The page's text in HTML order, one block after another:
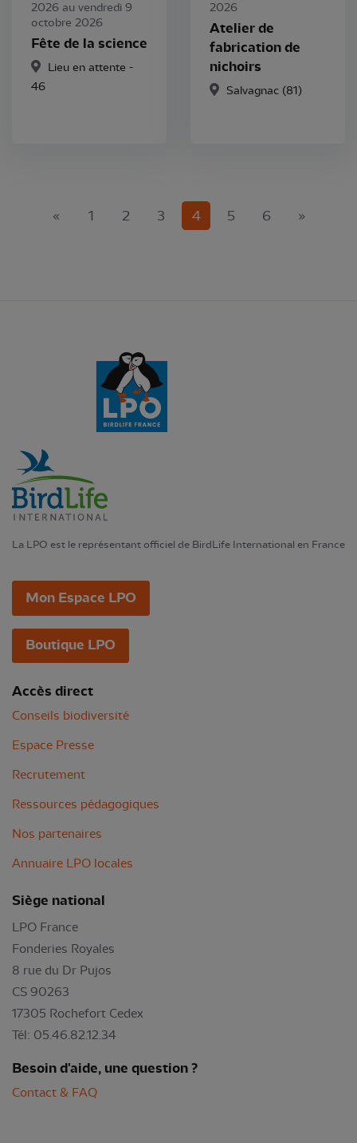
2026 au vendredi 9
octobre 2026
Fête de la science
Lieu en attente -
46
2026
Atelier de
fabrication de
nichoirs
Salvagnac (81)
« 1 2 3 4(current)
5 6 »
La LPO est le représentant officiel de BirdLife International en France
Mon Espace LPO
Boutique LPO
Accès direct
Conseils biodiversité
Espace Presse
Recrutement
Ressources pédagogiques
Nos partenaires
Annuaire LPO locales
Siège national
LPO France
Fonderies Royales
8 rue du Dr Pujos
CS 90263
17305 Rochefort Cedex
Tél: 05.46.82.12.34
Besoin d'aide, une question ?
Contact & FAQ